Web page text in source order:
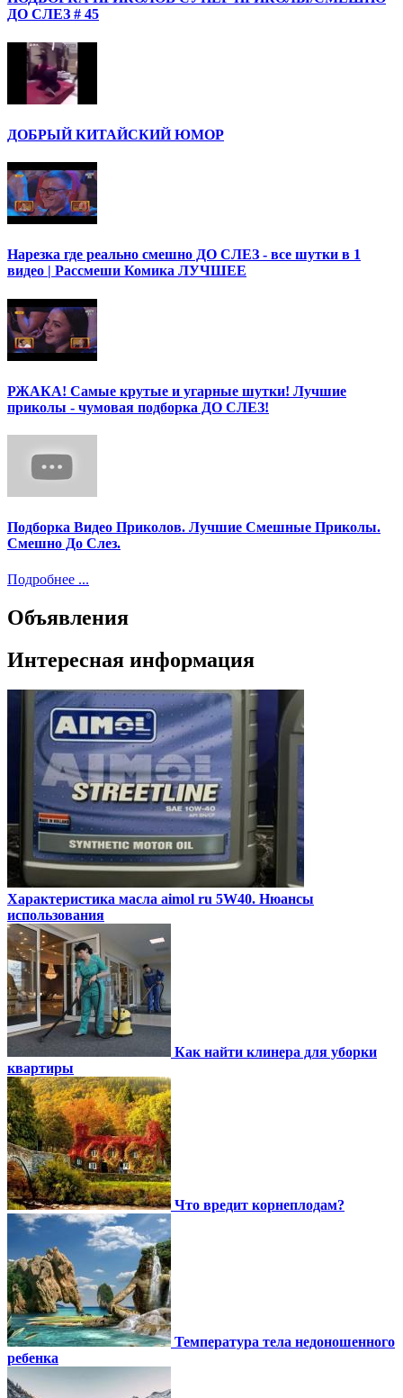
ДО СЛЕЗ # 45
ДОБРЫЙ КИТАЙСКИЙ ЮМОР
Нарезка где реально смешно ДО СЛЕЗ - все шутки в 1
видео | Рассмеши Комика ЛУЧШЕЕ
РЖАКА! Самые крутые и угарные шутки! Лучшие
приколы - чумовая подборка ДО СЛЕЗ!
Подборка Видео Приколов. Лучшие Смешные Приколы.
Смешно До Слез.
Подробнее ...
Объявления
Интересная информация
Характеристика масла aimol ru 5W40. Нюансы
использования
Как найти клинера для уборки
квартиры
Что вредит корнеплодам?
Температура тела недоношенного
ребенка